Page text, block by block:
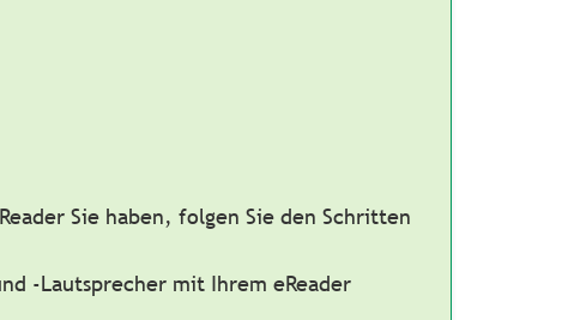
Sie haben, folgen Sie den Schritten
-Lautsprecher mit Ihrem eReader